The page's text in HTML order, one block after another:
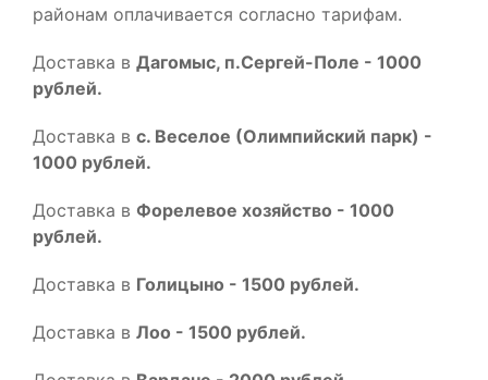
районам оплачивается согласно тарифам.
Доставка в Дагомыс, п.Сергей-Поле - 1000
рублей.
Доставка в с. Веселое (Олимпийский парк) -
1000 рублей.
Доставка в Форелевое хозяйство - 1000
рублей.
Доставка в Голицыно - 1500 рублей.
Доставка в Лоо - 1500 рублей.